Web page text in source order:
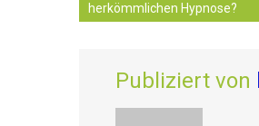
herkömmlichen Hypnose?
Publiziert von